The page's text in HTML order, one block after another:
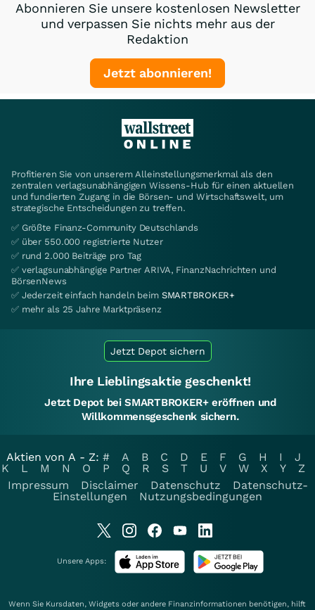
Abonnieren Sie unsere kostenlosen Newsletter
und verpassen Sie nichts mehr aus der
Redaktion
Jetzt abonnieren!
Profitieren Sie von unserem Alleinstellungsmerkmal als den
zentralen verlagsunabhängigen Wissens-Hub für einen aktuellen
und fundierten Zugang in die Börsen- und Wirtschaftswelt, um
strategische Entscheidungen zu treffen.
✅ Größte Finanz-Community Deutschlands
✅ über 550.000 registrierte Nutzer
✅ rund 2.000 Beiträge pro Tag
✅ verlagsunabhängige Partner ARIVA, FinanzNachrichten und
BörsenNews
✅ Jederzeit einfach handeln beim SMARTBROKER+
✅ mehr als 25 Jahre Marktpräsenz
Jetzt Depot sichern
Ihre Lieblingsaktie geschenkt!
Jetzt Depot bei SMARTBROKER+ eröffnen und
Willkommensgeschenk sichern.
Aktien von A - Z: # A B C D E F G H I
J
K
L M N O P Q R S T U V W X Y
Z
Impressum
Disclaimer Datenschutz
Datenschutz-
Einstellungen
Nutzungsbedingungen
Unsere Apps:
Wenn Sie Kursdaten, Widgets oder andere Finanzinformationen benötigen, hilft